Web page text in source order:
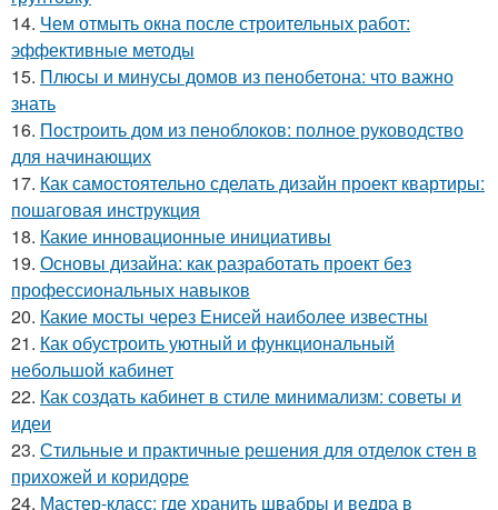
14. Чем отмыть окна после строительных работ:
эффективные методы
15. Плюсы и минусы домов из пенобетона: что важно
знать
16. Построить дом из пеноблоков: полное руководство
для начинающих
17. Как самостоятельно сделать дизайн проект квартиры:
пошаговая инструкция
18. Какие инновационные инициативы
19. Основы дизайна: как разработать проект без
профессиональных навыков
20. Какие мосты через Енисей наиболее известны
21. Как обустроить уютный и функциональный
небольшой кабинет
22. Как создать кабинет в стиле минимализм: советы и
идеи
23. Стильные и практичные решения для отделок стен в
прихожей и коридоре
24. Мастер-класс: где хранить швабры и ведра в